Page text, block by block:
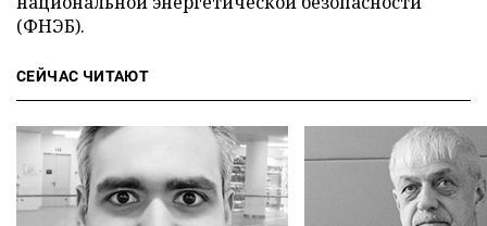
(ФНЭБ).
СЕЙЧАС ЧИТАЮТ